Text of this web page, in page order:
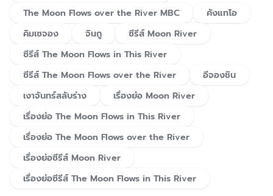
The Moon Flows over the River MBC
คังแทโอ
คิมเซจอง
จินกู
ซีรีส์ Moon River
ซีรีส์ The Moon Flows in This River
ซีรีส์ The Moon Flows over the River
อีจองชิน
เงาจันทร์สลับร่าง
เรื่องย่อ Moon River
เรื่องย่อ The Moon Flows in This River
เรื่องย่อ The Moon Flows over the River
เรื่องย่อซีรีส์ Moon River
เรื่องย่อซีรีส์ The Moon Flows in This River